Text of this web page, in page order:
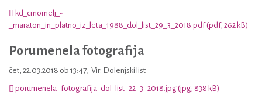
kd_crnomelj_-
_maraton_in_platno_iz_leta_1988_dol_list_29_3_2018.pdf (pdf; 262 kB)
Porumenela fotografija
čet, 22.03.2018 ob 13:47, Vir: Dolenjski list
porumenela_fotografija_dol_list_22_3_2018.jpg (jpg; 838 kB)